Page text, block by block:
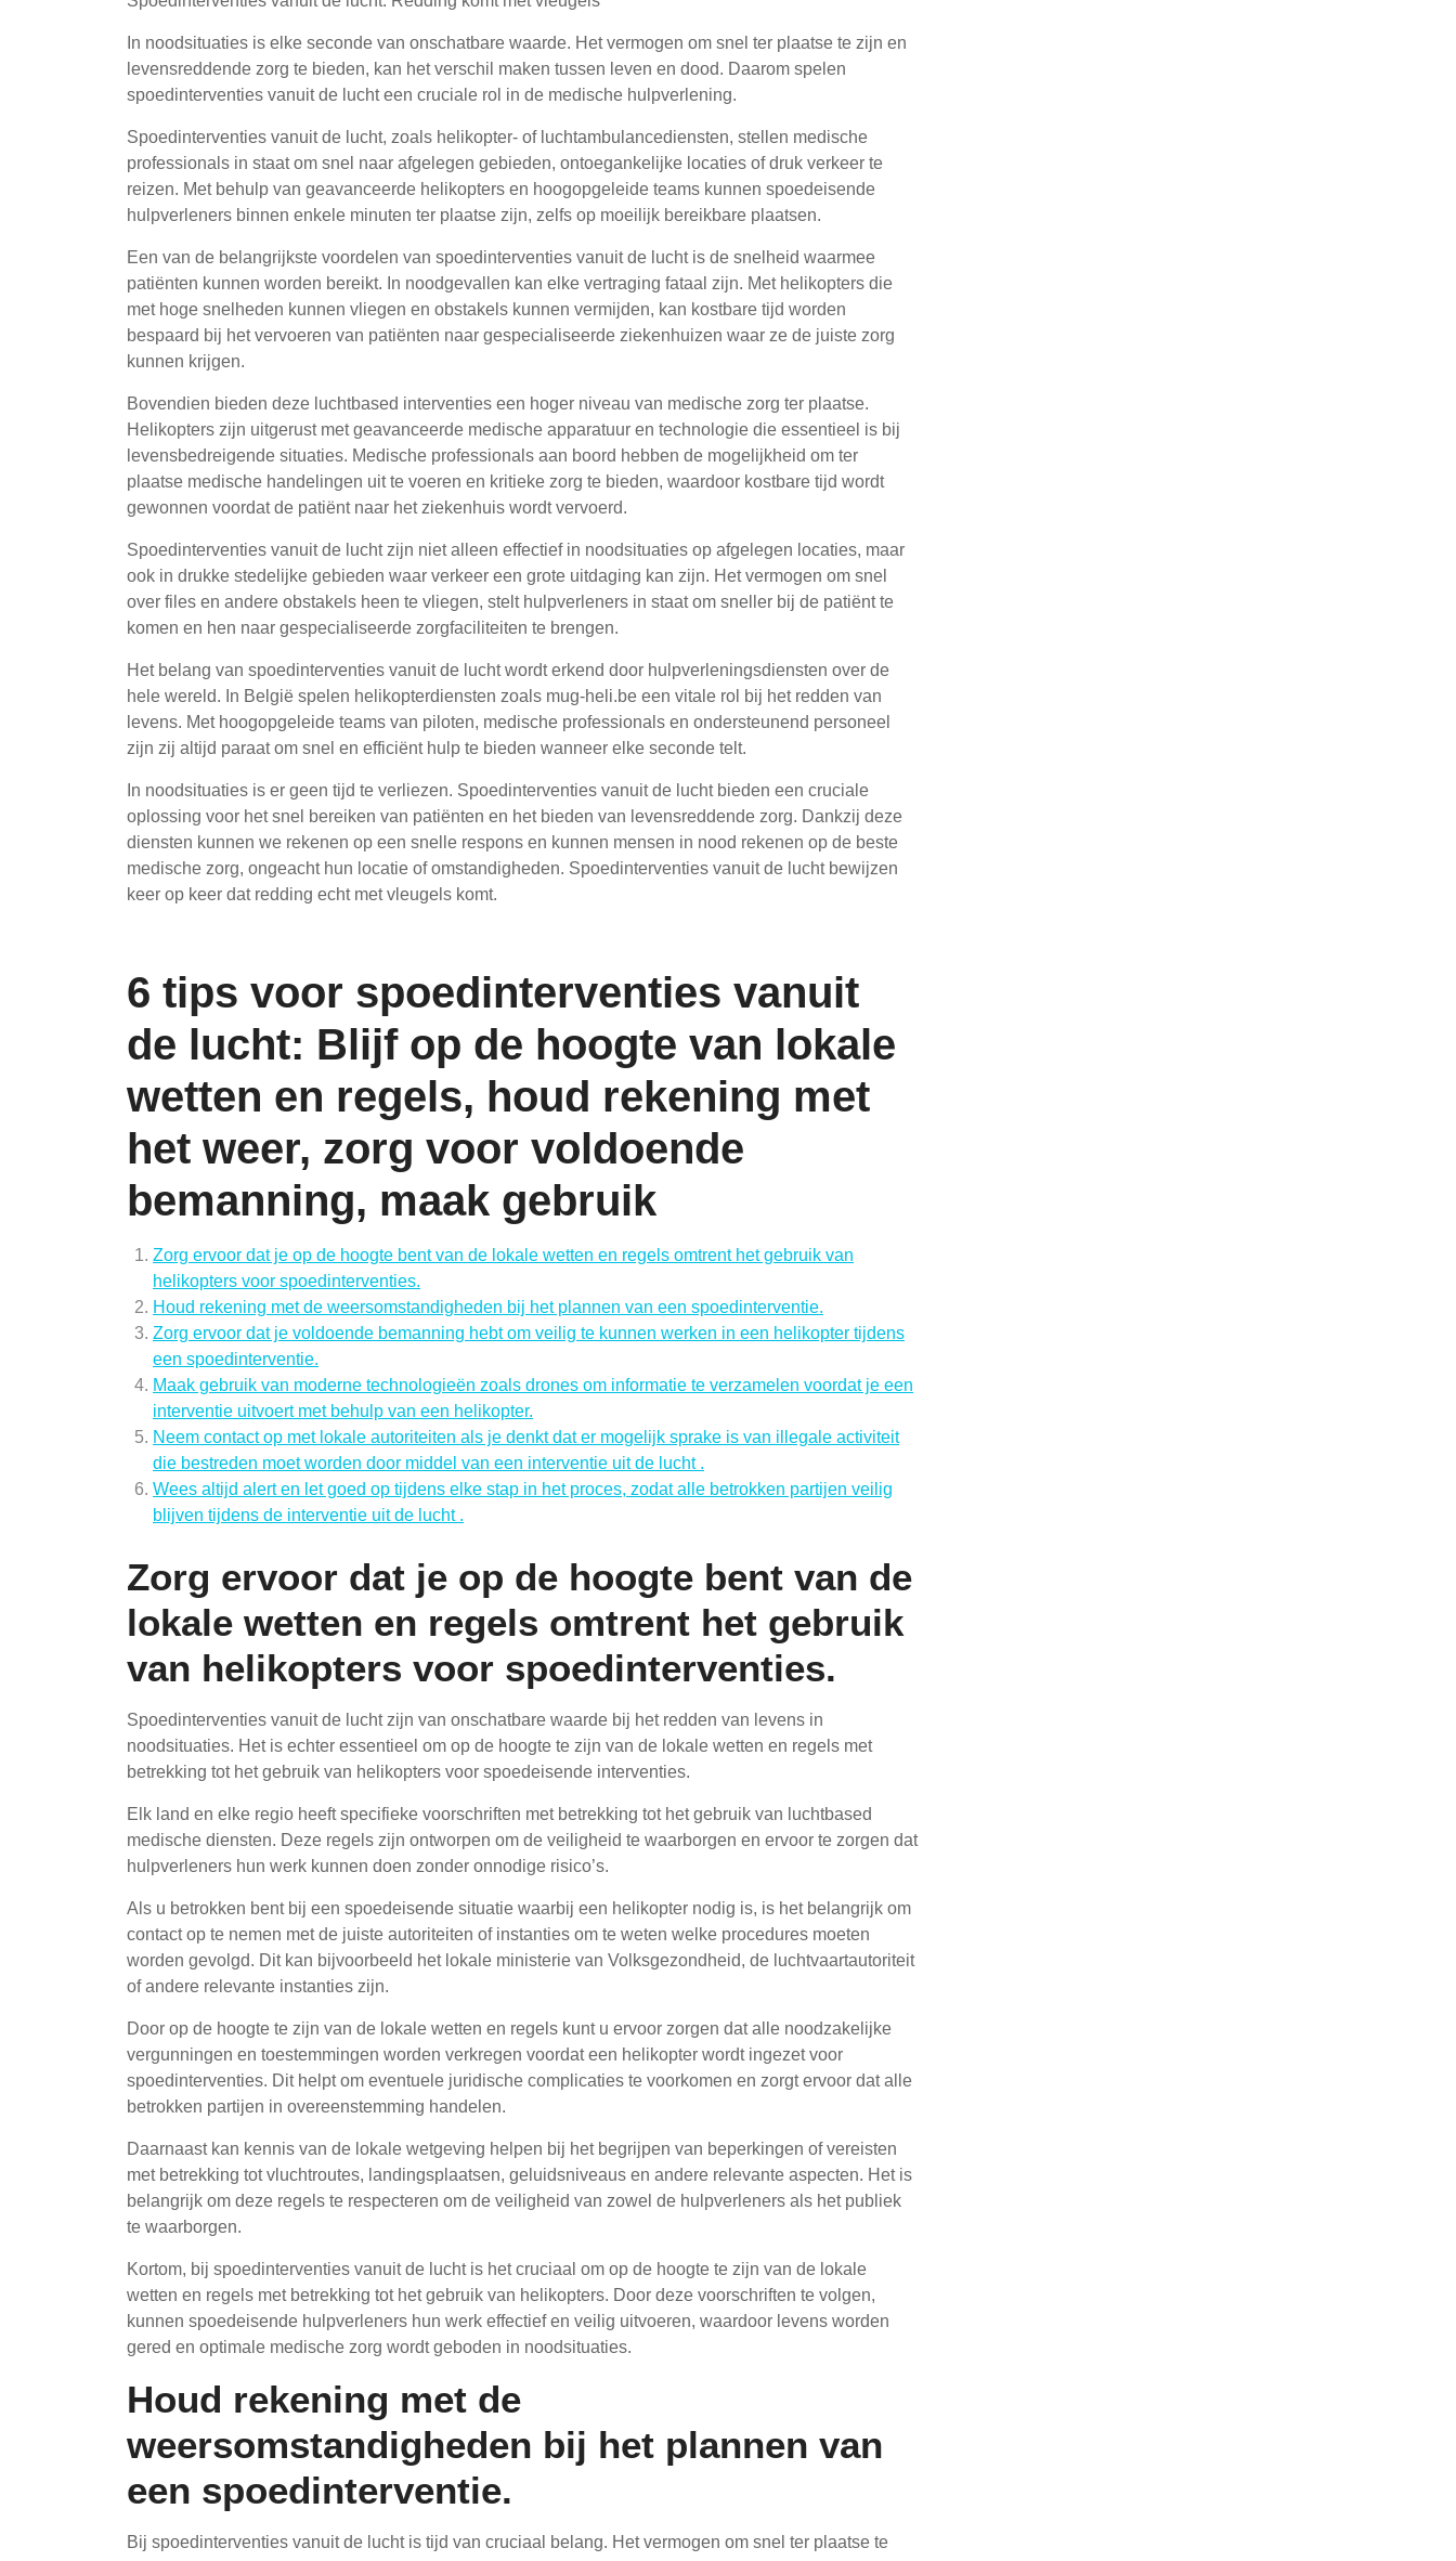
In noodsituaties is elke seconde van onschatbare waarde. Het vermogen om snel ter plaatse te zijn en
levensreddende zorg te bieden, kan het verschil maken tussen leven en dood. Daarom spelen
spoedinterventies vanuit de lucht een cruciale rol in de medische hulpverlening.
Spoedinterventies vanuit de lucht, zoals helikopter- of luchtambulancediensten, stellen medische
professionals in staat om snel naar afgelegen gebieden, ontoegankelijke locaties of druk verkeer te
reizen. Met behulp van geavanceerde helikopters en hoogopgeleide teams kunnen spoedeisende
hulpverleners binnen enkele minuten ter plaatse zijn, zelfs op moeilijk bereikbare plaatsen.
Een van de belangrijkste voordelen van spoedinterventies vanuit de lucht is de snelheid waarmee
patiënten kunnen worden bereikt. In noodgevallen kan elke vertraging fataal zijn. Met helikopters die
met hoge snelheden kunnen vliegen en obstakels kunnen vermijden, kan kostbare tijd worden
bespaard bij het vervoeren van patiënten naar gespecialiseerde ziekenhuizen waar ze de juiste zorg
kunnen krijgen.
Bovendien bieden deze luchtbased interventies een hoger niveau van medische zorg ter plaatse.
Helikopters zijn uitgerust met geavanceerde medische apparatuur en technologie die essentieel is bij
levensbedreigende situaties. Medische professionals aan boord hebben de mogelijkheid om ter
plaatse medische handelingen uit te voeren en kritieke zorg te bieden, waardoor kostbare tijd wordt
gewonnen voordat de patiënt naar het ziekenhuis wordt vervoerd.
Spoedinterventies vanuit de lucht zijn niet alleen effectief in noodsituaties op afgelegen locaties, maar
ook in drukke stedelijke gebieden waar verkeer een grote uitdaging kan zijn. Het vermogen om snel
over files en andere obstakels heen te vliegen, stelt hulpverleners in staat om sneller bij de patiënt te
komen en hen naar gespecialiseerde zorgfaciliteiten te brengen.
Het belang van spoedinterventies vanuit de lucht wordt erkend door hulpverleningsdiensten over de
hele wereld. In België spelen helikopterdiensten zoals mug-heli.be een vitale rol bij het redden van
levens. Met hoogopgeleide teams van piloten, medische professionals en ondersteunend personeel
zijn zij altijd paraat om snel en efficiënt hulp te bieden wanneer elke seconde telt.
In noodsituaties is er geen tijd te verliezen. Spoedinterventies vanuit de lucht bieden een cruciale
oplossing voor het snel bereiken van patiënten en het bieden van levensreddende zorg. Dankzij deze
diensten kunnen we rekenen op een snelle respons en kunnen mensen in nood rekenen op de beste
medische zorg, ongeacht hun locatie of omstandigheden. Spoedinterventies vanuit de lucht bewijzen
keer op keer dat redding echt met vleugels komt.
6 tips voor spoedinterventies vanuit
de lucht: Blijf op de hoogte van lokale
wetten en regels, houd rekening met
het weer, zorg voor voldoende
bemanning, maak gebruik
Zorg ervoor dat je op de hoogte bent van de lokale wetten en regels omtrent het gebruik van
helikopters voor spoedinterventies.
Houd rekening met de weersomstandigheden bij het plannen van een spoedinterventie.
Zorg ervoor dat je voldoende bemanning hebt om veilig te kunnen werken in een helikopter tijdens
een spoedinterventie.
Maak gebruik van moderne technologieën zoals drones om informatie te verzamelen voordat je een
interventie uitvoert met behulp van een helikopter.
Neem contact op met lokale autoriteiten als je denkt dat er mogelijk sprake is van illegale activiteit
die bestreden moet worden door middel van een interventie uit de lucht .
Wees altijd alert en let goed op tijdens elke stap in het proces, zodat alle betrokken partijen veilig
blijven tijdens de interventie uit de lucht .
Zorg ervoor dat je op de hoogte bent van de
lokale wetten en regels omtrent het gebruik
van helikopters voor spoedinterventies.
Spoedinterventies vanuit de lucht zijn van onschatbare waarde bij het redden van levens in
noodsituaties. Het is echter essentieel om op de hoogte te zijn van de lokale wetten en regels met
betrekking tot het gebruik van helikopters voor spoedeisende interventies.
Elk land en elke regio heeft specifieke voorschriften met betrekking tot het gebruik van luchtbased
medische diensten. Deze regels zijn ontworpen om de veiligheid te waarborgen en ervoor te zorgen dat
hulpverleners hun werk kunnen doen zonder onnodige risico’s.
Als u betrokken bent bij een spoedeisende situatie waarbij een helikopter nodig is, is het belangrijk om
contact op te nemen met de juiste autoriteiten of instanties om te weten welke procedures moeten
worden gevolgd. Dit kan bijvoorbeeld het lokale ministerie van Volksgezondheid, de luchtvaartautoriteit
of andere relevante instanties zijn.
Door op de hoogte te zijn van de lokale wetten en regels kunt u ervoor zorgen dat alle noodzakelijke
vergunningen en toestemmingen worden verkregen voordat een helikopter wordt ingezet voor
spoedinterventies. Dit helpt om eventuele juridische complicaties te voorkomen en zorgt ervoor dat alle
betrokken partijen in overeenstemming handelen.
Daarnaast kan kennis van de lokale wetgeving helpen bij het begrijpen van beperkingen of vereisten
met betrekking tot vluchtroutes, landingsplaatsen, geluidsniveaus en andere relevante aspecten. Het is
belangrijk om deze regels te respecteren om de veiligheid van zowel de hulpverleners als het publiek
te waarborgen.
Kortom, bij spoedinterventies vanuit de lucht is het cruciaal om op de hoogte te zijn van de lokale
wetten en regels met betrekking tot het gebruik van helikopters. Door deze voorschriften te volgen,
kunnen spoedeisende hulpverleners hun werk effectief en veilig uitvoeren, waardoor levens worden
gered en optimale medische zorg wordt geboden in noodsituaties.
Houd rekening met de
weersomstandigheden bij het plannen van
een spoedinterventie.
Bij spoedinterventies vanuit de lucht is tijd van cruciaal belang. Het vermogen om snel ter plaatse te